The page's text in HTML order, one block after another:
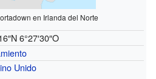
en Irlanda del Norte
6°27′30″O
Unido